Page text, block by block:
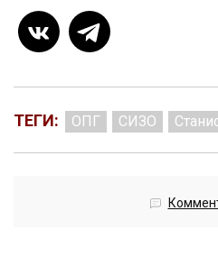
ТЕГИ: ОПГ СИЗО